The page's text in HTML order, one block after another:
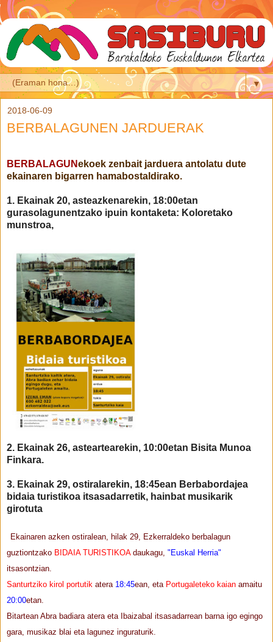
▼
2018-06-09
BERBALAGUNEN JARDUERAK
BERBALAGUNekoek zenbait jarduera antolatu dute
ekainaren bigarren hamabostaldirako.
1. Ekainak 20, asteazkenarekin, 18:00etan
gurasolagunentzako ipuin kontaketa: Koloretako
munstroa,
2. Ekainak 26, asteartearekin, 10:00etan Bisita Munoa
Finkara.
3. Ekainak 29, ostiralarekin, 18:45ean Berbabordajea
bidaia turistikoa itsasadarretik, hainbat musikarik
girotuta
Ekainaren azken ostiralean, hilak 29, Ezkerraldeko berbalagun
guztiontzako BIDAIA TURISTIKOAdaukagu, "Euskal Herria"
itsasontzian.
Santurtziko kirol portutik atera 18:45ean, eta Portugaleteko kaian amaitu
20:00etan.
Bitartean Abra badiara atera eta Ibaizabal itsasadarrean barna igo egingo
gara, musikaz blai eta lagunez inguraturik.